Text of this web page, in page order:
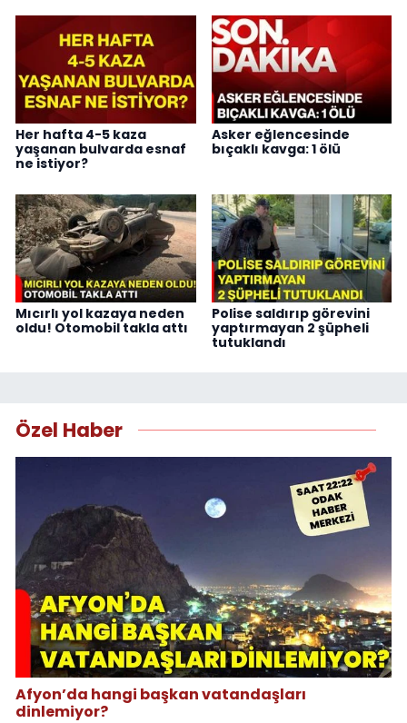
Her hafta 4-5 kaza
yaşanan bulvarda esnaf
ne istiyor?
Asker eğlencesinde
bıçaklı kavga: 1 ölü
Mıcırlı yol kazaya neden
oldu! Otomobil takla attı
Polise saldırıp görevini
yaptırmayan 2 şüpheli
tutuklandı
Özel Haber
Afyon’da hangi başkan vatandaşları
dinlemiyor?